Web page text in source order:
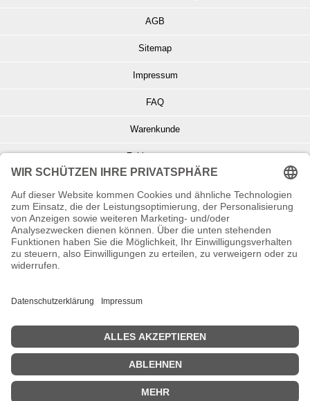
AGB
Sitemap
Impressum
FAQ
Warenkunde
Zahlungsarten
Info zu Elektro- u. Elektronikgeräten
Batterieentsorgung
Informationen zur Echtheit von Kundenbewertungen
© Copyright 2026 Wohnambiente-Shop